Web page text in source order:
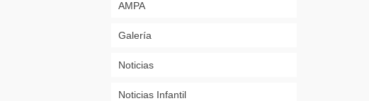
AMPA
Galería
Noticias
Noticias Infantil